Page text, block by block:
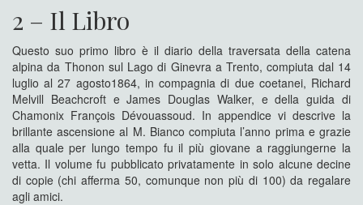
2 – Il Libro
Questo suo primo libro è il diario della traversata della catena
alpina da Thonon sul Lago di Ginevra a Trento, compiuta dal 14
luglio al 27 agosto1864, in compagnia di due coetanei, Richard
Melvill Beachcroft e James Douglas Walker, e della guida di
Chamonix François Dévouassoud. In appendice vi descrive la
brillante ascensione al M. Bianco compiuta l’anno prima e grazie
alla quale per lungo tempo fu il più giovane a raggiungerne la
vetta. Il volume fu pubblicato privatamente in solo alcune decine
di copie (chi afferma 50, comunque non più di 100) da regalare
agli amici.